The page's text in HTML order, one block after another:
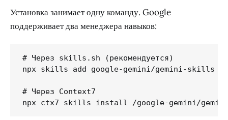
Установка занимает одну команду. Google
поддерживает два менеджера навыков:
# Через skills.sh (рекомендуется)
npx skills add google-gemini/gemini-skills
# Через Context7
npx ctx7 skills install /google-gemini/